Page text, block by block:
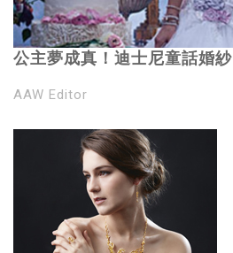
公主夢成真！迪士尼童話婚紗
AAW Editor